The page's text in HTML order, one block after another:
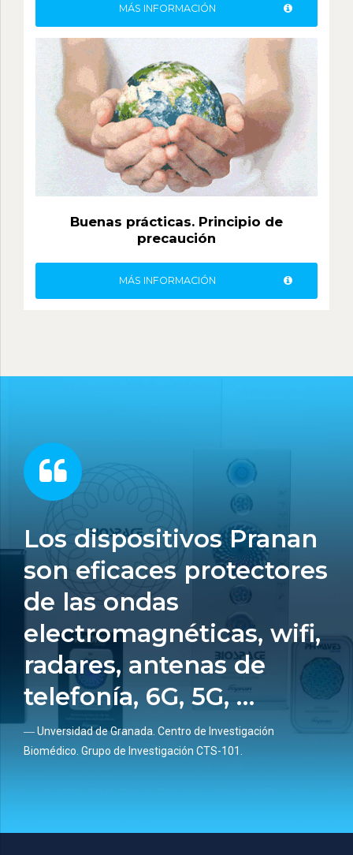
MÁS INFORMACIÓN
Buenas prácticas. Principio de
precaución
MÁS INFORMACIÓN
Los dispositivos Pranan
son eficaces protectores
de las ondas
electromagnéticas, wifi,
radares, antenas de
telefonía, 6G, 5G, …
― Unversidad de Granada. Centro de Investigación
Biomédico. Grupo de Investigación CTS-101.